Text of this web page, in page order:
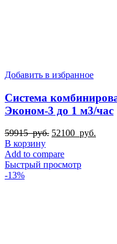
Добавить в избранное
Система
Эконом-3 до 1 м3/час
59915руб. Первоначальная
составляла
59915
52100 руб.
В корзину
Add to compare
Быстрый просмотр
-13%